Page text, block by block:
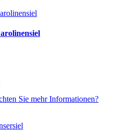
Sie mehr Informationen?